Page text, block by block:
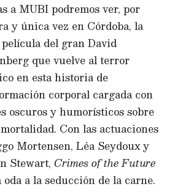
a MUBI podremos ver, por
y única vez en Córdoba, la
del gran David
que vuelve al terror
en esta historia de
corporal cargada con
oscuros y humorísticos sobre
Con las actuaciones
Mortensen, Léa Seydoux y
Stewart,Crimes of the Future
oda a la seducción de la carne.